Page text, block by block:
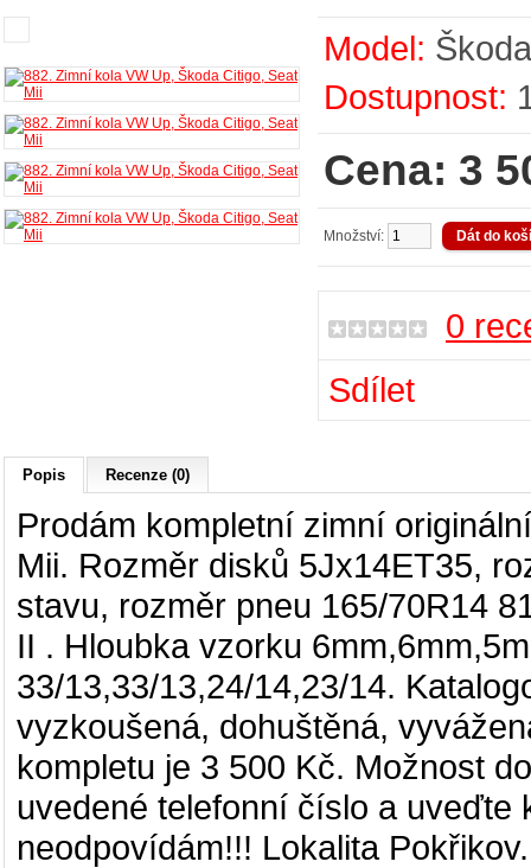
Model: Škoda
Dostupnost:
Cena: 3
Množství:
0
Sdílet
Popis Recenze (0)
Prodám kompletní zimní
Mii. Rozměr disků 5Jx14ET35,
stavu, rozměr pneu 165/70R14
II . Hloubka vzorku
33/13,33/13,24/14,23/14.
vyzkoušená, dohuštěná,
kompletu je 3 500 Kč. Možnost
uvedené telefonní číslo a uveďte
neodpovídám!!! Lokalita